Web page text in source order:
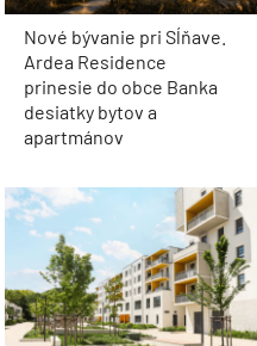
Nové bývanie pri Sĺňave.
Ardea Residence
prinesie do obce Banka
desiatky bytov a
apartmánov